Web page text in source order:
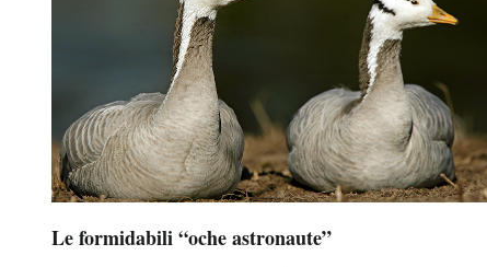
Le formidabili “oche astronaute”